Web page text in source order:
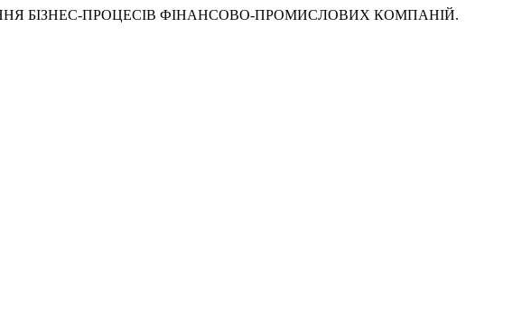
БІЗНЕС-ПРОЦЕСІВ ФІНАНСОВО-ПРОМИСЛОВИХ КОМПАНІЙ.